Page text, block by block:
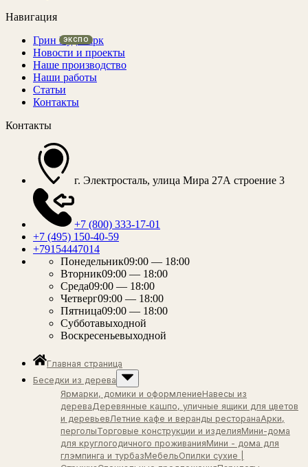
Навигация
Грин Вуд Парк
Новости и проекты
Наше производство
Наши работы
Статьи
Контакты
Контакты
г. Электросталь, улица Мира 27А строение 3
+7 (800) 333-17-01
+7 (495) 150-40-59
+79154447014
Понедельник09:00 — 18:00
Вторник09:00 — 18:00
Среда09:00 — 18:00
Четверг09:00 — 18:00
Пятница09:00 — 18:00
Субботавыходной
Воскресеньевыходной
Главная страница
Беседки из дерева
Ярмарки, домики и оформлениеНавесы из
дерева Деревянные кашпо, уличные ящики для цветов
и деревьевЛетние кафе и веранды ресторанаАрки,
перголыТорговые конструкции и изделияМини-дома
для круглогодичного проживанияМини - дома для
глэмпинга и турбазМебельОпилки сухие |